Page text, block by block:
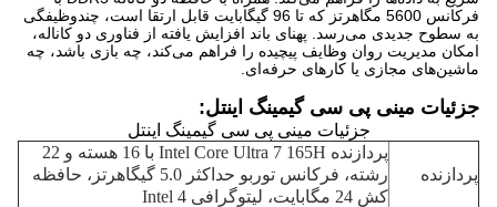
فرکانس 5600 مگاهرتز که تا 96 گیگابایت قابل ارتقا است، چندوظیفگی
به سطوح جدیدی می‌رسد. پهنای باند افزایش یافته از فناوری دو کاناله،
امکان مدیریت روان وظایف پیچیده را فراهم می‌کند، چه بازی باشد، چه
ماشین‌های مجازی یا کارهای حرفه‌ای.
جزئیات مینی پی سی گیمینگ اینتل:
جزئیات مینی پی سی گیمینگ اینتل
پردازنده
پردازنده Intel Core Ultra 7 165H با 16 هسته و 22
رشته، فرکانس توربو حداکثر 5.0 گیگاهرتز، حافظه
کش 24 مگابایت، لیتوگرافی Intel 4